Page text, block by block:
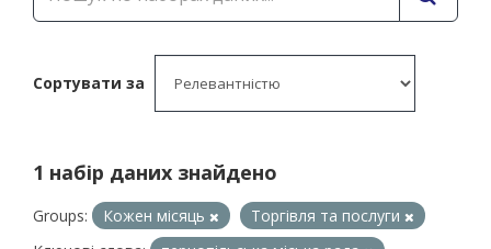
Сортувати за
1 набір даних знайдено
Groups: Кожен місяць
Торгівля та послуги